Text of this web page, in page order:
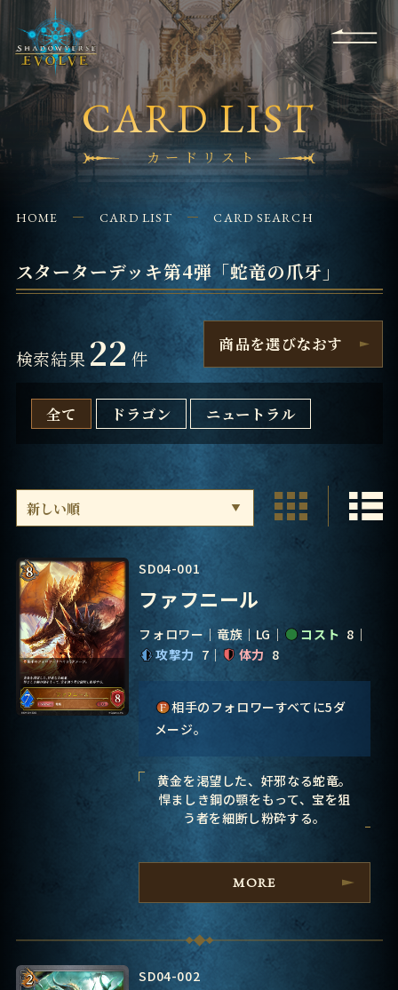
Q&A
EVENT SHOPS
FOR
BEGINNERS
APPLICATION
CONTACT
CARD LIST
カードリスト
HOME CARD LIST CARD SEARCH
スターターデッキ第4弾「蛇竜の爪牙」
検索結果 22 件
商品を選びなおす
全て ドラゴン ニュートラル
SD04-001
ファフニール
フォロワー 竜族 LG コスト 8
攻撃力 7 体力 8
相手のフォロワーすべてに5ダ
メージ。
黄金を渇望した、奸邪なる蛇竜。
悍ましき鋼の顎をもって、宝を狙
う者を細断し粉砕する。
MORE
SD04-002